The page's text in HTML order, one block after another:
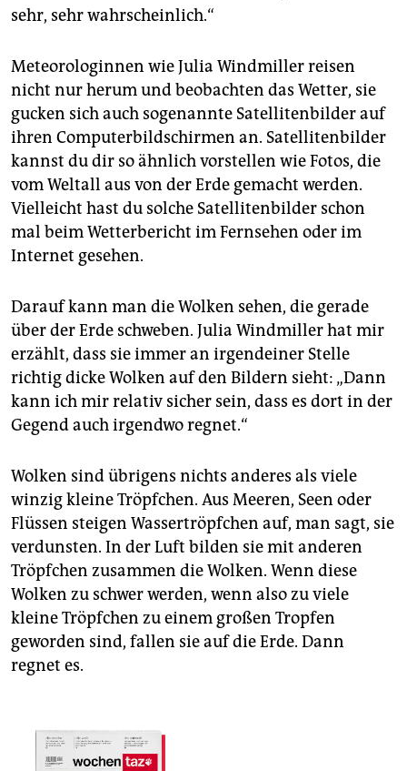
sehr, sehr wahrscheinlich.“
Meteorologinnen wie Julia Windmiller reisen
nicht nur herum und beobachten das Wetter, sie
gucken sich auch sogenannte Satellitenbilder auf
ihren Computerbildschirmen an. Satellitenbilder
kannst du dir so ähnlich vorstellen wie Fotos, die
vom Weltall aus von der Erde gemacht werden.
Vielleicht hast du solche Satellitenbilder schon
mal beim Wetterbericht im Fernsehen oder im
Internet gesehen.
Darauf kann man die Wolken sehen, die gerade
über der Erde schweben. Julia Windmiller hat mir
erzählt, dass sie immer an irgendeiner Stelle
richtig dicke Wolken auf den Bildern sieht: „Dann
kann ich mir relativ sicher sein, dass es dort in der
Gegend auch irgendwo regnet.“
Wolken sind übrigens nichts anderes als viele
winzig kleine Tröpfchen. Aus Meeren, Seen oder
Flüssen steigen Wassertröpfchen auf, man sagt, sie
verdunsten. In der Luft bilden sie mit anderen
Tröpfchen zusammen die Wolken. Wenn diese
Wolken zu schwer werden, wenn also zu viele
kleine Tröpfchen zu einem großen Tropfen
geworden sind, fallen sie auf die Erde. Dann
regnet es.